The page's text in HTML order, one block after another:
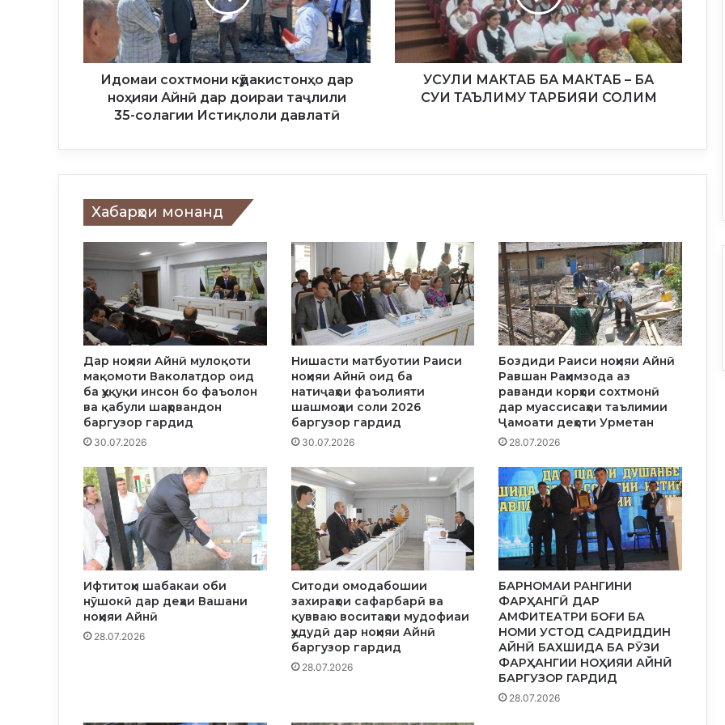
х
и
д
с
т
н
ҳ
д
а
р
н
о
и
я
и
н
ӣ
д
а
р
д
Идомаи сохтмони кӯдакистонҳо дар
ноҳияи Айнӣ дар доираи таҷлили
35-солагии Истиқлоли давлатӣ
М
А
К
Т
М
–
А
С
У
И
А
Ъ
Л
И
Т
А
Р
Б
И
Я
И
С
О
Л
И
М
УСУЛИ МАКТАБ БА МАКТАБ – БА
СУИ ТАЪЛИМУ ТАРБИЯИ СОЛИМ
Хабарҳои монанд
Дар ноҳияи Айнӣ мулоқоти
мақомоти Ваколатдор оид
ба ҳуқуқи инсон бо фаъолон
ва қабули шаҳрвандон
баргузор гардид
30.07.2026
Нишасти матбуотии Раиси
ноҳияи Айнӣ оид ба
натиҷаҳои фаъолияти
шашмоҳаи соли 2026
баргузор гардид
30.07.2026
Боздиди Раиси ноҳияи Айнӣ
Равшан Раҳимзода аз
раванди корҳои сохтмонӣ
дар муассисаҳои таълимии
Ҷамоати деҳоти Урметан
28.07.2026
Ифтитоҳи шабакаи оби
нӯшокӣ дар деҳаи Вашани
ноҳияи Айнӣ
28.07.2026
Ситоди омодабошии
захираҳои сафарбарӣ ва
қувваю воситаҳои мудофиаи
ҳудудӣ дар ноҳияи Айнӣ
баргузор гардид
28.07.2026
БАРНОМАИ РАНГИНИ
ФАРҲАНГӢ ДАР
АМФИТЕАТРИ БОҒИ БА
НОМИ УСТОД САДРИДДИН
АЙНӢ БАХШИДА БА РӮЗИ
ФАРҲАНГИИ НОҲИЯИ АЙНӢ
БАРГУЗОР ГАРДИД
28.07.2026